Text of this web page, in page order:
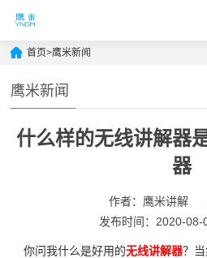
首页>鹰米新闻
鹰米新闻
什么样的无线讲解器
器
作者：鹰米讲解
发布时间：2020-
你问我什么是好用的无线讲解器？